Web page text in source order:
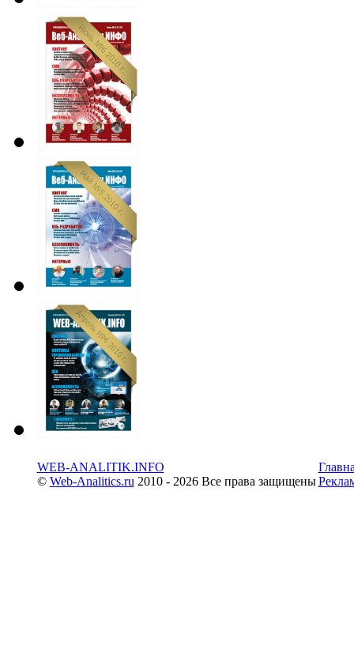
WEB-ANALITIK.INFO
© Web-Analitics.ru 2010 - 2026 Все права защищены